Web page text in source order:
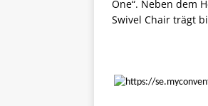
One“. Neben dem
Swivel Chair trägt